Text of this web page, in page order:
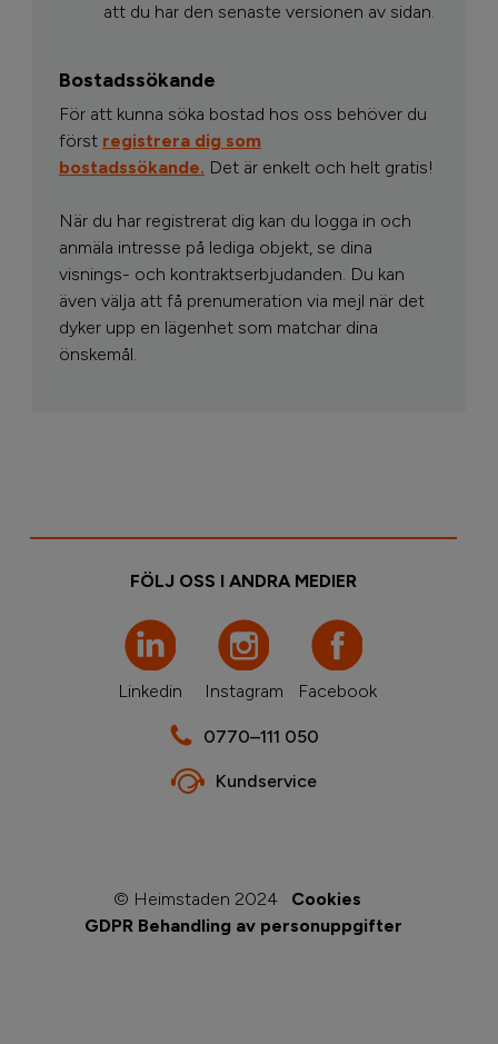
att du har den senaste versionen av sidan.
Bostadssökande
För att kunna söka bostad hos oss behöver du
först registrera dig som
bostadssökande. Det är enkelt och helt gratis!
När du har registrerat dig kan du logga in och
anmäla intresse på lediga objekt, se dina
visnings- och kontraktserbjudanden. Du kan
även välja att få prenumeration via mejl när det
dyker upp en lägenhet som matchar dina
önskemål.
FÖLJ OSS I ANDRA MEDIER
Linkedin Instagram Facebook
0770–111 050
Kundservice
© Heimstaden 2024
Cookies
GDPR Behandling av personuppgifter